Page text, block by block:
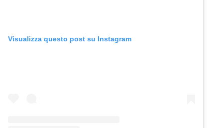
Visualizza questo post su Instagram